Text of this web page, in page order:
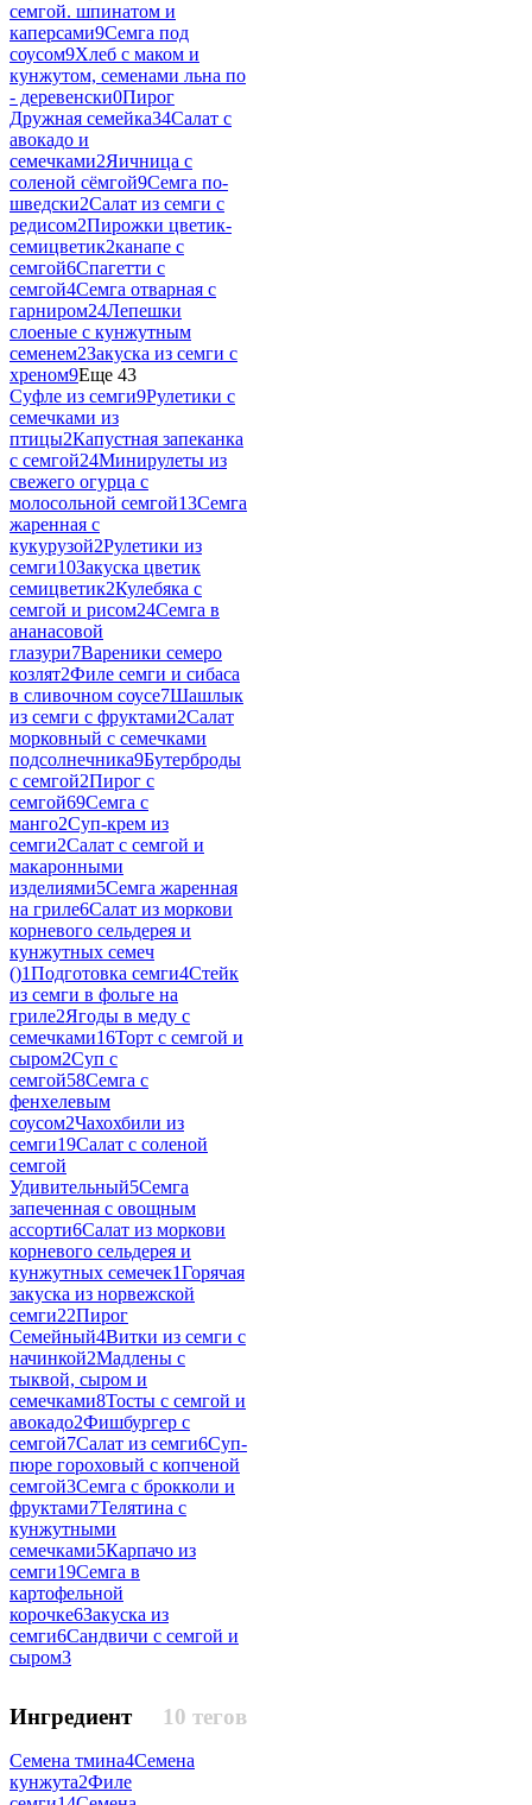
семгой. шпинатом и
каперсами9Семга под
соусом9Хлеб с маком и
кунжутом, семенами льна по
- деревенски0Пирог
Дружная семейка34Салат с
авокадо и
семечками2Яичница с
соленой сёмгой9Семга по-
шведски2Салат из семги с
редисом2Пирожки цветик-
семицветик2канапе с
семгой6Спагетти с
семгой4Семга отварная с
гарниром24Лепешки
слоеные с кунжутным
семенем2Закуска из семги с
хреном9Еще 43
Суфле из семги9Рулетики с
семечками из
птицы2Капустная запеканка
с семгой24Минирулеты из
свежего огурца с
молосольной семгой13Семга
жаренная с
кукурузой2Рулетики из
семги10Закуска цветик
семицветик2Кулебяка с
семгой и рисом24Семга в
ананасовой
глазури7Вареники семеро
козлят2Филе семги и сибаса
в сливочном соусе7Шашлык
из семги с фруктами2Салат
морковный с семечками
подсолнечника9Бутерброды
с семгой2Пирог с
семгой69Семга с
манго2Суп-крем из
семги2Салат с семгой и
макаронными
изделиями5Семга жаренная
на гриле6Салат из моркови
корневого сельдерея и
кунжутных семеч
()1Подготовка семги4Стейк
из семги в фольге на
гриле2Ягоды в меду с
семечками16Торт с семгой и
сыром2Суп с
семгой58Семга с
фенхелевым
соусом2Чахохбили из
семги19Салат с соленой
семгой
Удивительный5Семга
запеченная с овощным
ассорти6Салат из моркови
корневого сельдерея и
кунжутных семечек1Горячая
закуска из норвежской
семги22Пирог
Семейный4Витки из семги с
начинкой2Мадлены с
тыквой, сыром и
семечками8Тосты с семгой и
авокадо2Фишбургер с
семгой7Салат из семги6Суп-
пюре гороховый с копченой
семгой3Семга с брокколи и
фруктами7Телятина с
кунжутными
семечками5Карпачо из
семги19Семга в
картофельной
корочке6Закуска из
семги6Сандвичи с семгой и
сыром3
10 тегов
Ингредиент
Семена тмина4Семена
кунжута2Филе